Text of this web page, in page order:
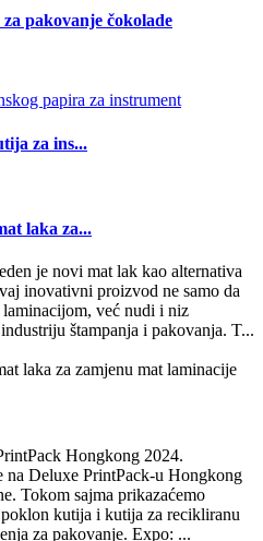
pakovanje čokolade
za ins...
laka za...
je novi mat lak kao alternativa
inovativni proizvod ne samo da
već nudi i niz
štampanja i pakovanja. T...
Hongkong 2024.
na Deluxe PrintPack-u Hongkong
Tokom sajma prikazaćemo
kutija i kutija za recikliranu
za pakovanje. Expo: ...